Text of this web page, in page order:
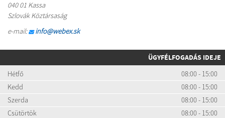
040 01 Kassa
Szlovák Köztársaság
e-mail:
info@webex.sk
ÜGYFÉLFOGADÁS IDEJE
Hétfő
08:00 - 15:00
Kedd
08:00 - 15:00
Szerda
08:00 - 15:00
Csütörtök
08:00 - 15:00